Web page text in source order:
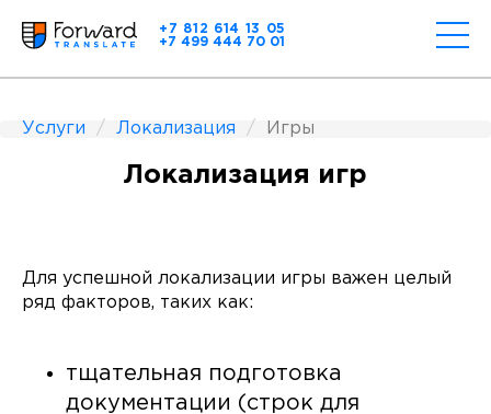
+7 812 614 13 05
+7 499 444 70 01
Услуги Локализация Игры
Локализация игр
Для успешной локализации игры важен целый
ряд факторов, таких как:
тщательная подготовка
документации (строк для